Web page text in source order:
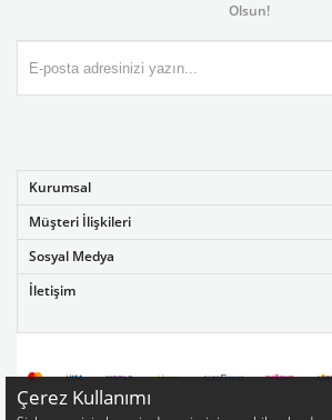
Olsun!
Kurumsal
Müşteri İlişkileri
Sosyal Medya
İletişim
Çerez Kullanımı